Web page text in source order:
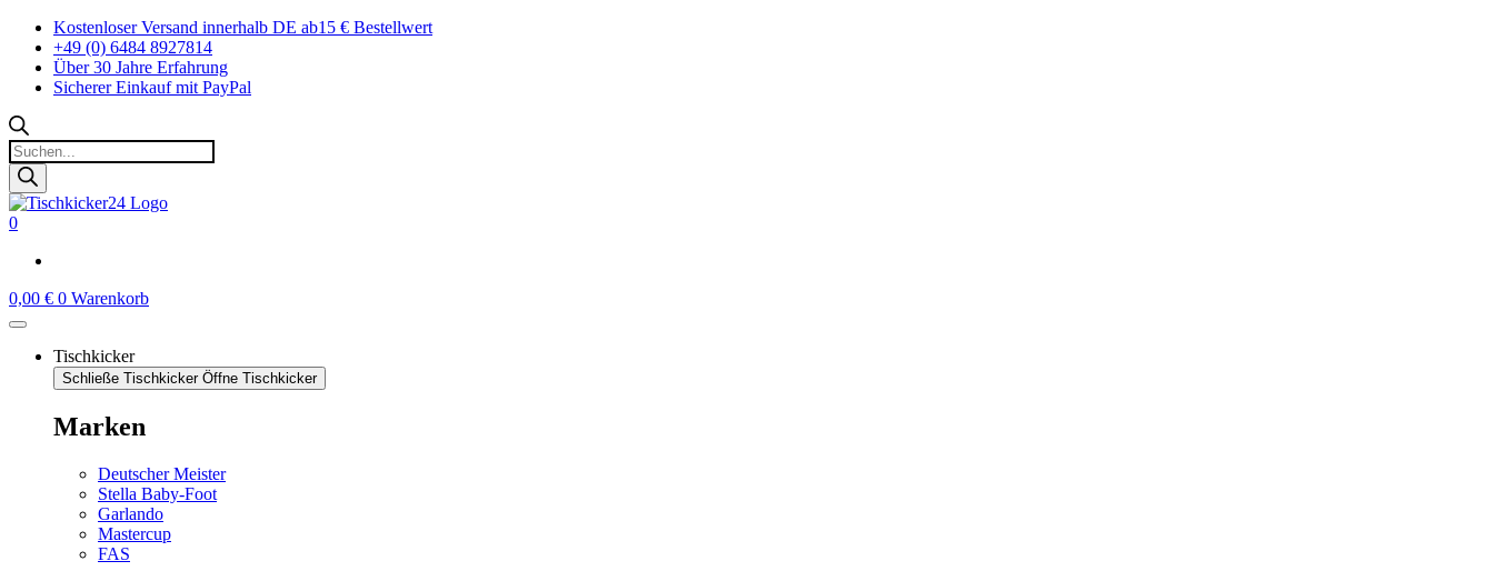
Zum
Inhalt
springen
Kostenloser Versand innerhalb DE ab15 € Bestellwert
+49 (0) 6484 8927814
Über 30 Jahre Erfahrung
Sicherer Einkauf mit PayPal
Products
search
0
0,00 € 0 Warenkorb
Tischkicker
Schließe Tischkicker Öffne Tischkicker
Marken
Deutscher Meister
Stella Baby-Foot
Garlando
Mastercup
FAS